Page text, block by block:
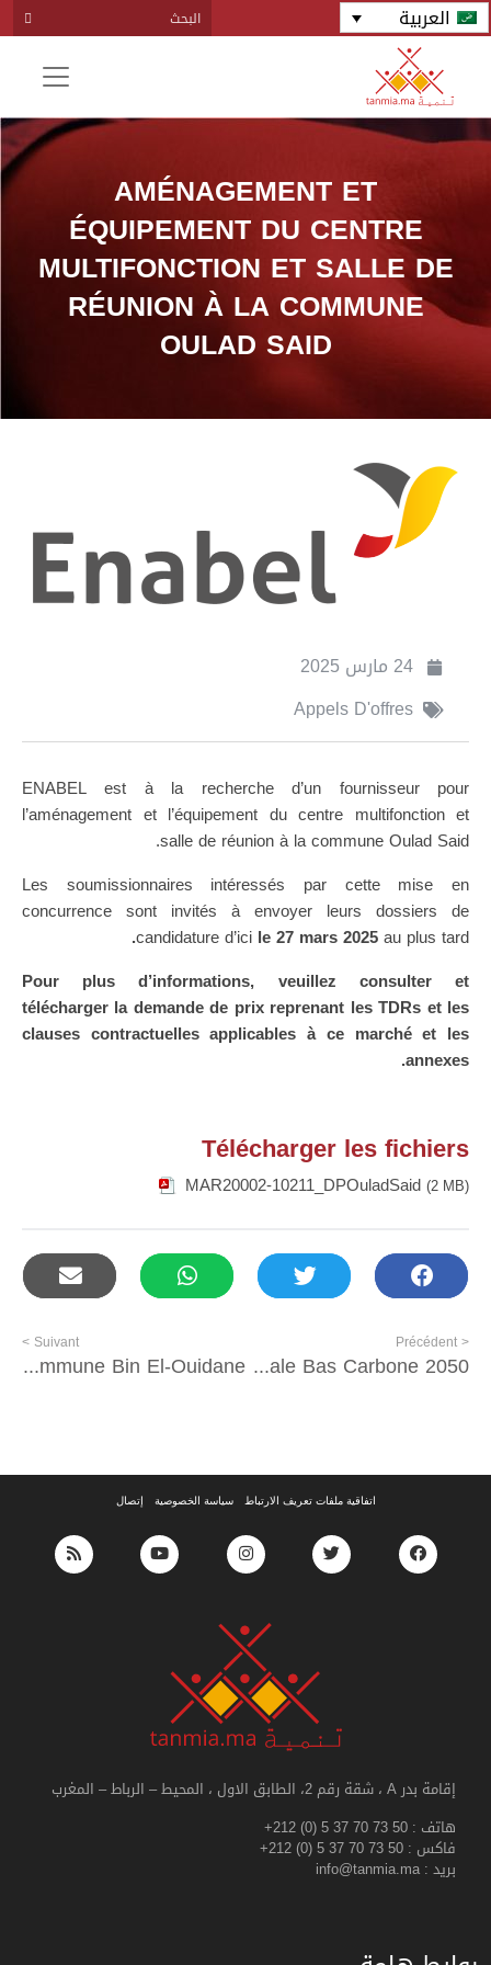
العربية
AMÉNAGEMENT ET
ÉQUIPEMENT DU CENTRE
MULTIFONCTION ET SALLE DE
RÉUNION À LA COMMUNE
OULAD SAID
24 مارس 2025
Appels D'offres
ENABEL est à la recherche d’un fournisseur pour
l’aménagement et l’équipement du centre multifonction et
salle de réunion à la commune Oulad Said.
Les soumissionnaires intéressés par cette mise en
concurrence sont invités à envoyer leurs dossiers de
candidature d’ici le 27 mars 2025au plus tard
.
Pour plus d’informations, veuillez consulter et
télécharger la demande de prix reprenant les TDRs et les
clauses contractuelles applicables à ce marché et les
annexes.
Télécharger les fichiers
MAR20002-10211_DPOuladSaid (2 MB)
< Précédent
Étude sur la Territorialisation de la Stratégie Nationale Bas Carbone 2050
Suivant >
Achat, livraison et installation des équipements de l’espace de la participation citoyenne à la Commune Bin El-Ouidane
اتفاقية ملفات تعريف الارتباط سياسة الخصوصية إتصال
إقامة بدر A ، شقة رقم 2، الطابق الاول ، المحيط – الرباط – المغرب
هاتف : +212 (0) 5 37 70 73 50
فاكس : +212 (0) 5 37 70 73 50
بريد : info@tanmia.ma